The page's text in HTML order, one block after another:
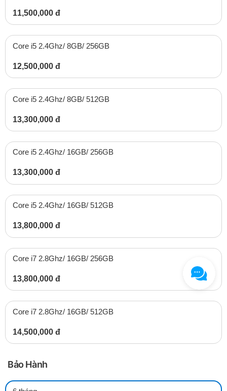
11,500,000 đ
Core i5 2.4Ghz/ 8GB/ 256GB
12,500,000 đ
Core i5 2.4Ghz/ 8GB/ 512GB
13,300,000 đ
Core i5 2.4Ghz/ 16GB/ 256GB
13,300,000 đ
Core i5 2.4Ghz/ 16GB/ 512GB
13,800,000 đ
Core i7 2.8Ghz/ 16GB/ 256GB
13,800,000 đ
Core i7 2.8Ghz/ 16GB/ 512GB
14,500,000 đ
Bảo Hành